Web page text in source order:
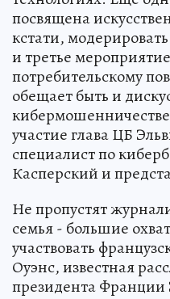
посвящена
кстати,
и третье
потребительскому
обещает быть и
участие глава ЦБ
специалист по
Касперский и
Не пропустят
семья - большие
участвовать
Оуэнс, известная
президента